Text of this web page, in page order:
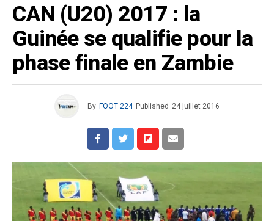
CAN (U20) 2017 : la
Guinée se qualifie pour la
phase finale en Zambie
By FOOT 224 Published 24 juillet 2016